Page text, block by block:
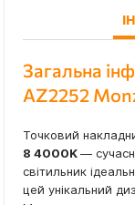
Загальна
AZ2252
Точковий
8 4000K—
світильник
цей унікальний